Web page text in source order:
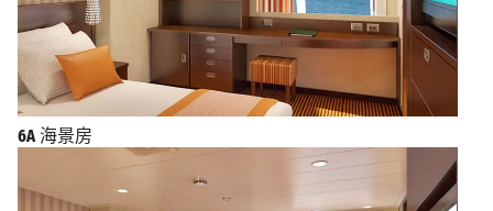
6A 海景房